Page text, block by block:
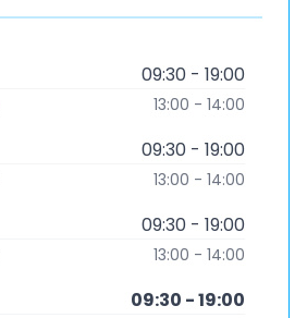
09:30 - 19:00
13:00 - 14:00
09:30 - 19:00
13:00 - 14:00
09:30 - 19:00
13:00 - 14:00
09:30 - 19:00